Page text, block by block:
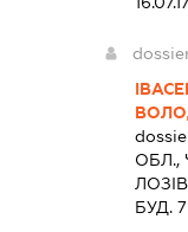
ОБЛ.,
БУД. 7